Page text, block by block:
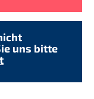
uns bitte